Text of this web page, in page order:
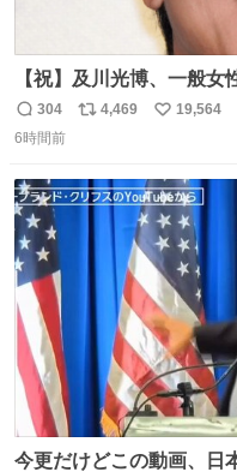
【祝】及川光博、一般
かっております」
「私、及川光博はこの度
も変わらず俳優として、
参ります」とつづった。
返
信
304
リ
ト
4,469
い
数
19,564
6時間前
今更だけどこの動画、日